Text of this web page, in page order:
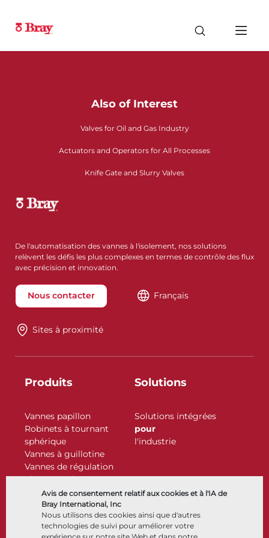
Avis de consentement relatif aux cookies et à l'IA de
Bray International, Inc
Nous utilisons des cookies ainsi que d'autres
technologies de suivi pour améliorer votre
Also of Interest
Valves for Oil and Gas Industry
Actuators and Operators for All Processes
Knife Gate and Slurry Valves
De l'automatisation des vannes à l'isolement, nos solutions
relèvent les défis les plus complexes en termes de contrôle des flux
avec précision et innovation.
Nous contacter Français
Sites à proximité
Produits
Vannes papillon
Robinets à tournant
sphérique
Vannes à guillotine
Vannes de régulation
Clapets antiretour
Actionneurs
Accessoires de contrôle
Cryogénique
Solutions
Solutions intégrées
pour
l'industrie
Entreprise Ressources